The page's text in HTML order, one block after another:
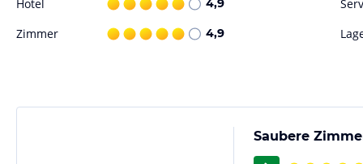
Hotel 4,9
Zimmer 4,9
Saubere